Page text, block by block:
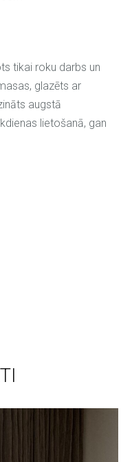
tikai roku darbs un
glazēts ar
augstā
lietošanā, gan